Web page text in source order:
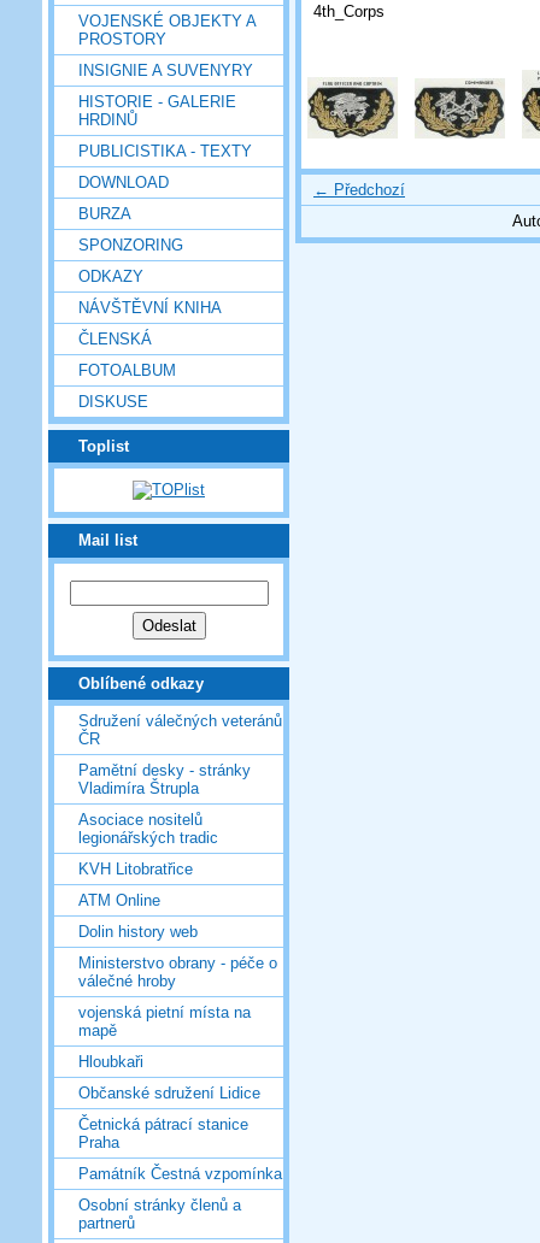
VOJENSKÉ OBJEKTY A
PROSTORY
INSIGNIE A SUVENYRY
HISTORIE - GALERIE
HRDINŮ
PUBLICISTIKA - TEXTY
DOWNLOAD
BURZA
SPONZORING
ODKAZY
NÁVŠTĚVNÍ KNIHA
ČLENSKÁ
FOTOALBUM
DISKUSE
Toplist
Mail list
Oblíbené odkazy
Sdružení válečných veteránů
ČR
Pamětní desky - stránky
Vladimíra Štrupla
Asociace nositelů
legionářských tradic
KVH Litobratřice
ATM Online
Dolin history web
Ministerstvo obrany - péče o
válečné hroby
vojenská pietní místa na
mapě
Hloubkaři
Občanské sdružení Lidice
Četnická pátrací stanice
Praha
Památník Čestná vzpomínka
Osobní stránky členů a
partnerů
4th_Corps
← Předchozí